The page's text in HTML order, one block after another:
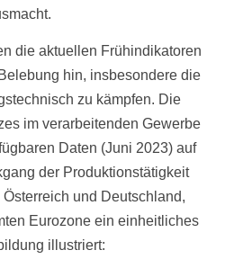
die aktuellen Frühindikatoren
hin, insbesondere die
zu kämpfen. Die
im verarbeitenden Gewerbe
Daten (Juni 2023) auf
der Produktionstätigkeit
und Deutschland,
Eurozone ein einheitliches
illustriert: